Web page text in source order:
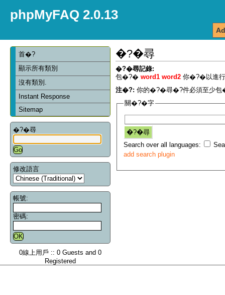
phpMyFAQ 2.0.13
首�?
顯示所有類別
沒有類別.
Instant Response
Sitemap
�?�尋
修改語言
帳號:
密碼:
0線上用戶 :: 0 Guests and 0
Registered
�?�尋
�?�尋記錄:
包�?� word1 word2 你�?�以進
注�?: 你的�?�尋�?件必須至少
關�?�字
Search over all languages:
add search plugin